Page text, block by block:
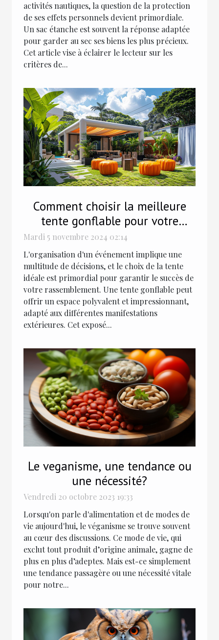
activités nautiques, la question de la protection
de ses effets personnels devient primordiale.
Un sac étanche est souvent la réponse adaptée
pour garder au sec ses biens les plus précieux.
Cet article vise à éclairer le lecteur sur les
critères de...
Comment choisir la meilleure
tente gonflable pour votre
événement
Mardi 5 novembre 2024 02:14
L'organisation d'un événement implique une
multitude de décisions, et le choix de la tente
idéale est primordial pour garantir le succès de
votre rassemblement. Une tente gonflable peut
offrir un espace polyvalent et impressionnant,
adapté aux différentes manifestations
extérieures. Cet exposé...
Le veganisme, une tendance ou
une nécessité?
Vendredi 20 octobre 2023 19:33
Lorsqu'on parle d'alimentation et de modes de
vie aujourd'hui, le véganisme se trouve souvent
au cœur des discussions. Ce mode de vie, qui
exclut tout produit d’origine animale, gagne de
plus en plus d’adeptes. Mais est-ce simplement
une tendance passagère ou une nécessité vitale
pour notre...